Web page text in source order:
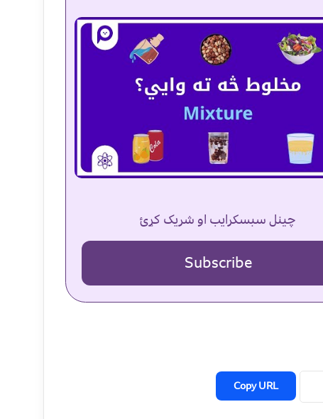
چینل سبسکرایب او شریک کړئ
Subscribe
Copy URL